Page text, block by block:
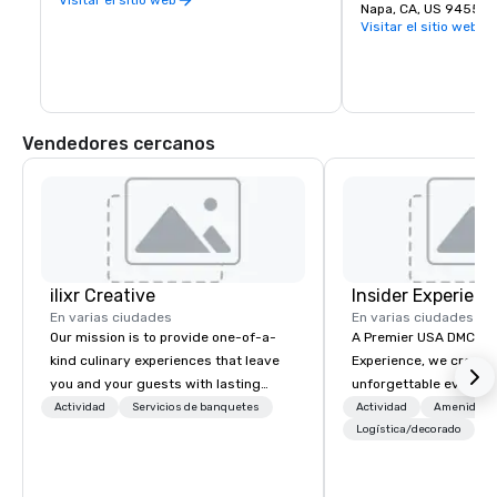
Napa, CA, US 94559
Visitar el sitio web
Vendedores cercanos
ilixr Creative
En varias ciudades
Our mission is to provide one-of-a-
kind culinary experiences that leave
you and your guests with lasting
memories and satiated palates. Every
Actividad Servicios de banquetes
Insider
En varias ciudades
A Premier USA DMC Partner
Experience, we create
unforgettable events
access to premium
class entertainment,
Actividad
Logística/decorado